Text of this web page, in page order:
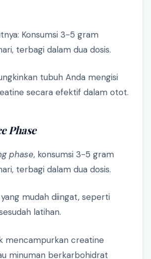
Konsumsi 3-5 gram
terbagi dalam dua dosis.
tubuh Anda mengisi
secara efektif dalam otot.
Phase
phase, konsumsi 3-5 gram
terbagi dalam dua dosis.
mudah diingat, seperti
latihan.
mencampurkan creatine
minuman berkarbohidrat